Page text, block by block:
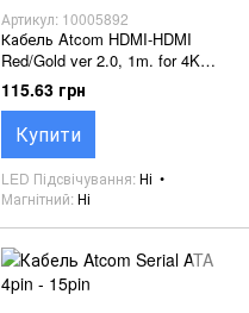
Артикул: 10005892
Кабель Atcom HDMI-HDMI
Red/Gold ver 2.0, 1m. for 4K
(24941)
115.63 грн
Купити
LED Підсвічування Ні
Магнітний Ні